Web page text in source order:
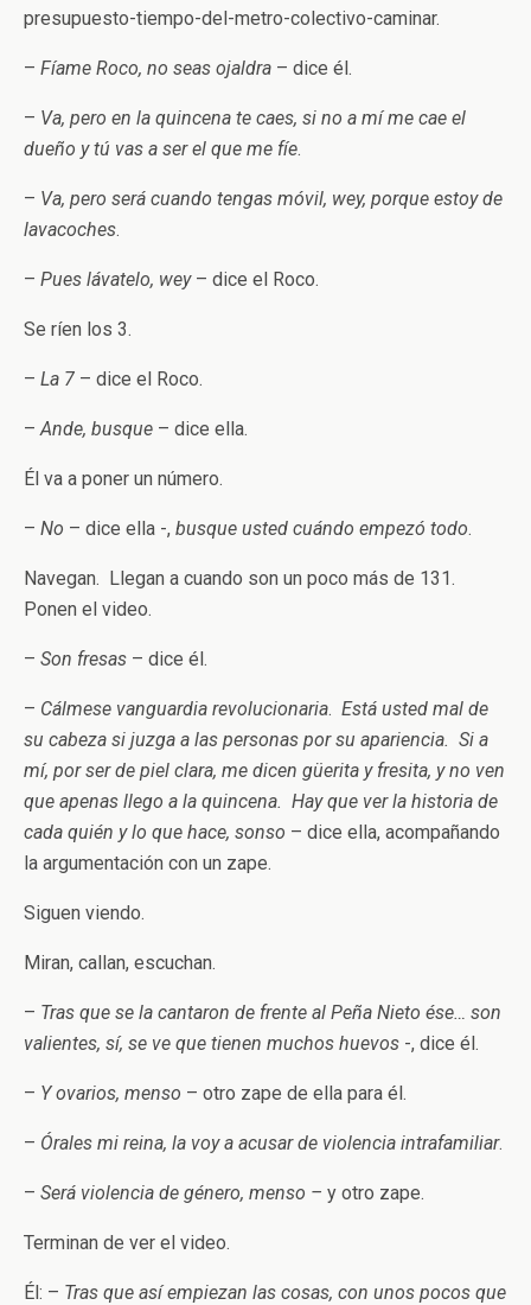
presupuesto-tiempo-del-metro-colectivo-caminar.
– Fíame Roco, no seas ojaldra – dice él.
– Va, pero en la quincena te caes, si no a mí me cae el
dueño y tú vas a ser el que me fíe.
– Va, pero será cuando tengas móvil, wey, porque estoy de
lavacoches.
– Pues lávatelo, wey– dice el Roco.
Se ríen los 3.
– La 7 – dice el Roco.
–Ande, busque – dice ella.
Él va a poner un número.
– No – dice ella -, busque usted cuándo empezó todo.
Navegan. Llegan a cuando son un poco más de 131.
Ponen el video.
– Son fresas – dice él.
– Cálmese vanguardia revolucionaria. Está usted mal de
su cabeza si juzga a las personas por su apariencia. Si a
mí, por ser de piel clara, me dicen güerita y fresita, y no ven
que apenas llego a la quincena. Hay que ver la historia de
cada quién y lo que hace, sonso – dice ella, acompañando
la argumentación con un zape.
Siguen viendo.
Miran, callan, escuchan.
– Tras que se la cantaron de frente al Peña Nieto ése… son
valientes, sí, se ve que tienen muchos huevos -, dice él.
– Y ovarios, menso – otro zape de ella para él.
– Órales mi reina, la voy a acusar de violencia intrafamiliar.
– Será violencia de género, menso – y otro zape.
Terminan de ver el video.
Él: – Tras que así empiezan las cosas, con unos pocos que